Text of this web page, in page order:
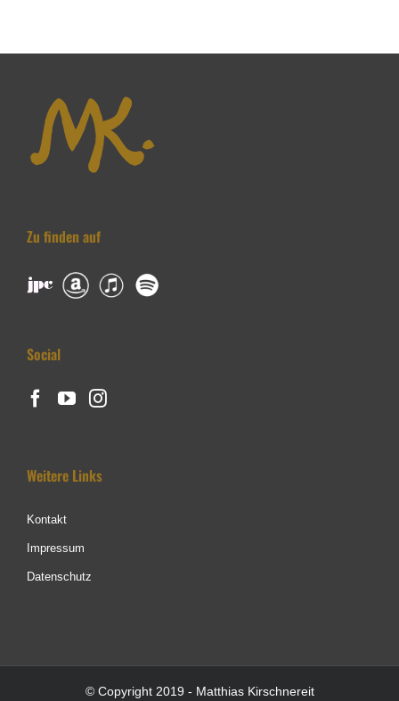
Zu finden auf
Social
Weitere Links
Kontakt
Impressum
Datenschutz
© Copyright 2019 - Matthias Kirschnereit